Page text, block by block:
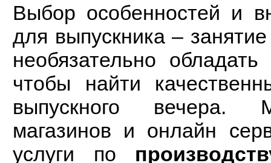
Выбор особенностей и
для выпускника –
необязательно
чтобы найти
выпускного вечера.
магазинов и онлайн
услуги по